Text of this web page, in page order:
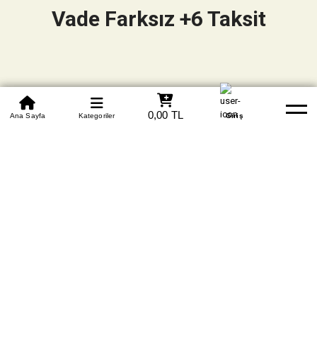
0850 305 09 70
Beden Tablosu Banka Hesapları Whatsapp Yardım
Ana Sayfa Kategoriler 0,00 TL Giriş
Vade Farksız +6 Taksit